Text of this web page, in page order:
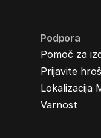
Podpora
Pomoč za
Prijavite
Lokalizacija
Varnost